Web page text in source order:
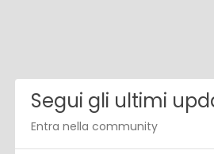
Segui gli ultimi
Entra nella community